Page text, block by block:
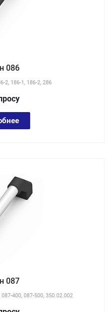
086
2, 186-1, 186-2, 286
росу
087
400, 087-500, 350.02.002